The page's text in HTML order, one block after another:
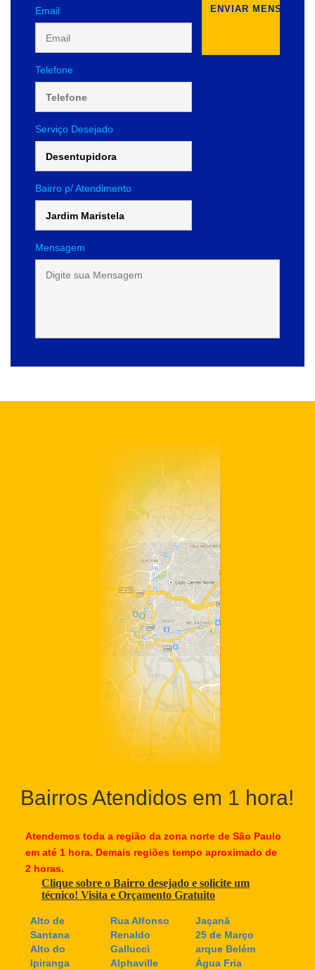
Email
Telefone
Serviço Desejado
Bairro p/ Atendimento
Mensagem
Bairros Atendidos em 1 hora!
Atendemos toda a região da zona norte de São Paulo
em até 1 hora. Demais regiões tempo aproximado de
2 horas.
Clique sobre o Bairro desejado e solicite um
técnico! Visita e Orçamento Gratuito
Alto de
Santana
Alto do
Ipiranga
Rua Alfonso
Renaldo
Gallucci
Alphaville
Jaçanã
25 de Março
arque Belém
Água Fria